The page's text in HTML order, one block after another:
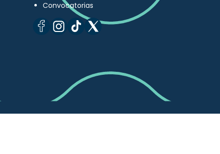
Convocatorias